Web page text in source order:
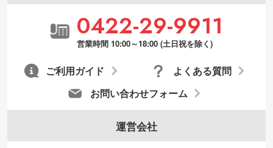
0422-29-9911
営業時間 10:00～18:00 (土日祝を除く)
お問い合わせフォーム
よくある質問
ご利用ガイド
運営会社